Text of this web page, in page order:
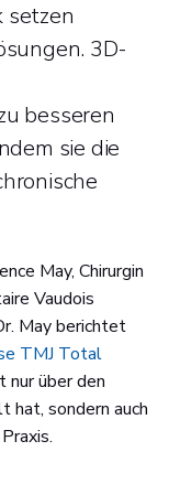
setzen
3D-
besseren
sie die
May, Chirurgin
Vaudois
May berichtet
TMJ Total
nur über den
hat, sondern auch